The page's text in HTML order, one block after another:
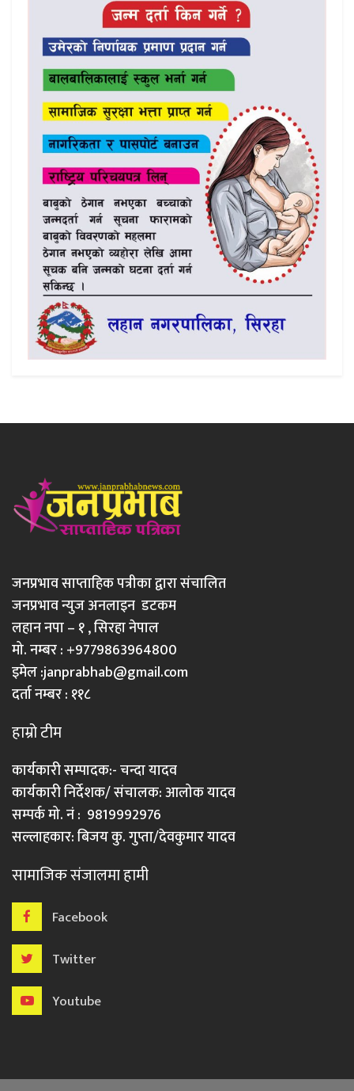
जनप्रभाव साप्ताहिक पत्रीका द्वारा संचालित
जनप्रभाव न्युज अनलाइन डटकम
लहान नपा – १ , सिरहा नेपाल
मो. नम्बर : +9779863964800
इमेल :janprabhab@gmail.com
दर्ता नम्बर : ११८
हाम्रो टीम
कार्यकारी सम्पादक:- चन्दा यादव
कार्यकारी निर्देशक/ संचालक: आलोक यादव
सम्पर्क मो. नं : 9819992976
सल्लाहकार: बिजय कु. गुप्ता/देवकुमार यादव
सामाजिक संजालमा हामी
Facebook
Twitter
Youtube